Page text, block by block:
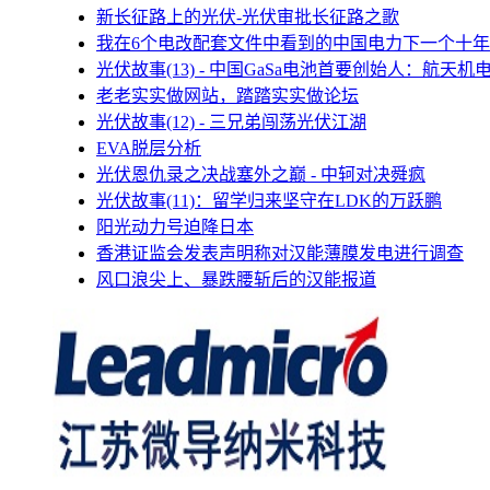
新长征路上的光伏-光伏审批长征路之歌
我在6个电改配套文件中看到的中国电力下一个十年
光伏故事(13) - 中国GaSa电池首要创始人：航天机
老老实实做网站，踏踏实实做论坛
光伏故事(12) - 三兄弟闯荡光伏江湖
EVA脱层分析
光伏恩仇录之决战塞外之巅 - 中轲对决舜疯
光伏故事(11)：留学归来坚守在LDK的万跃鹏
阳光动力号迫降日本
香港证监会发表声明称对汉能薄膜发电进行调查
风口浪尖上、暴跌腰斩后的汉能报道